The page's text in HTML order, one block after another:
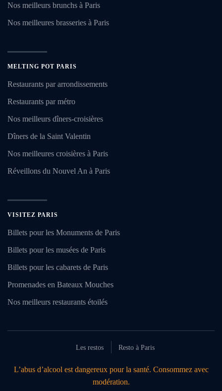
Nos meilleurs brunchs à Paris
Nos meilleures brasseries à Paris
MELTING POT PARIS
Restaurants par arrondissements
Restaurants par métro
Nos meilleurs dîners-croisières
Dîners de la Saint Valentin
Nos meilleures croisières à Paris
Réveillons du Nouvel An à Paris
VISITEZ PARIS
Billets pour les Monuments de Paris
Billets pour les musées de Paris
Billets pour les cabarets de Paris
Promenades en Bateaux Mouches
Nos meilleurs restaurants étoilés
Les restos Resto à Paris
L’abus d’alcool est dangereux pour la santé. Consommez avec
modération.